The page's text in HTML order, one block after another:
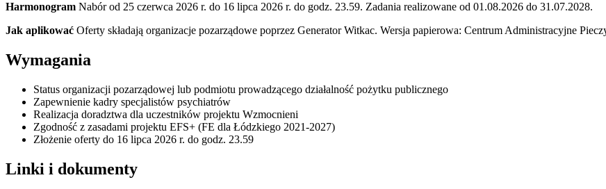
Harmonogram Nabór od 25 czerwca 2026 r. do 16 lipca 2026 r. do godz. 23.59. Zadania realizowane od 01.08.2026 do 31.07.2028.
Jak aplikować Oferty składają organizacje pozarządowe poprzez Generator Witkac. Wersja papierowa: Centrum Administracyjne
Wymagania
Status organizacji pozarządowej lub podmiotu prowadzącego działalność pożytku publicznego
Zapewnienie kadry specjalistów psychiatrów
Realizacja doradztwa dla uczestników projektu Wzmocnieni
Zgodność z zasadami projektu EFS+ (FE dla Łódzkiego 2021-2027)
Złożenie oferty do 16 lipca 2026 r. do godz. 23.59
Linki i dokumenty